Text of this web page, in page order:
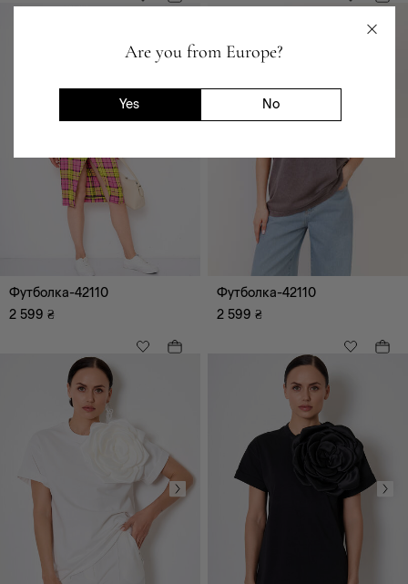
Are you from Europe?
Yes No
Футболка-42110
2 599 ₴
Футболка-42110
2 599 ₴